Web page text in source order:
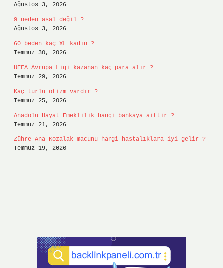
Ağustos 3, 2026
9 neden asal değil ?
Ağustos 3, 2026
60 beden kaç XL kadın ?
Temmuz 30, 2026
UEFA Avrupa Ligi kazanan kaç para alır ?
Temmuz 29, 2026
Kaç türlü otizm vardır ?
Temmuz 25, 2026
Anadolu Hayat Emeklilik hangi bankaya aittir ?
Temmuz 21, 2026
Zühre Ana Kozalak macunu hangi hastalıklara iyi gelir ?
Temmuz 19, 2026